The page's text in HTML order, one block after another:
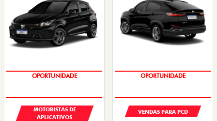
OPORTUNIDADE
MOTORISTAS DE
APLICATIVOS
OPORTUNIDADE
VENDAS PARA PCD